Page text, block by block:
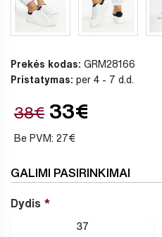
Prekės kodas: GRM28166
Pristatymas: per 4 - 7 d.d.
38€ 33€
Be PVM: 27€
GALIMI PASIRINKIMAI
Dydis
37